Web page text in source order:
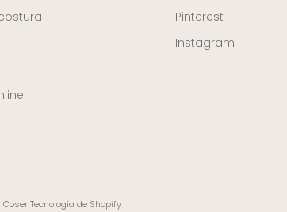
Pinterest
Instagram
Tecnología de Shopify